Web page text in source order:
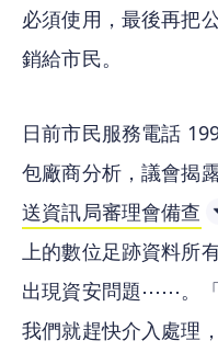
必須使用，最後再把
銷給市民。
日前市民服務電話
包廠商分析，議會揭
送資訊局審理會備查
上的數位足跡資料所
出現資安問題⋯⋯。「
我們就趕快介入處理